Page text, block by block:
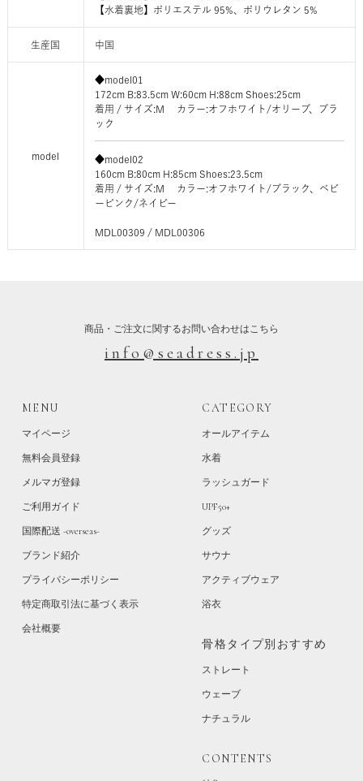
【水着裏地】ポリエステル 95%、ポリウレタン 5%
生産国 中国
model
◆model01
172cm B:83.5cm W:60cm H:88cm Shoes:25cm
着用 / サイズ:M カラー:オフホワイト/オリーブ、ブラ
ック
◆model02
160cm B:80cm H:85cm Shoes:23.5cm
着用 / サイズ:M カラー:オフホワイト/ブラック、ベビ
ーピンク/ネイビー
MDL00309 / MDL00306
商品・ご注文に関するお問い合わせはこちら
info@seadress.jp
MENU
マイページ
無料会員登録
メルマガ登録
ご利用ガイド
国際配送 -overseas-
ブランド紹介
プライバシーポリシー
特定商取引法に基づく表示
会社概要
CATEGORY
オールアイテム
水着
ラッシュガード
UPF50+
グッズ
サウナ
アクティブウェア
浴衣
骨格タイプ別おすすめ
ストレート
ウェーブ
ナチュラル
CONTENTS